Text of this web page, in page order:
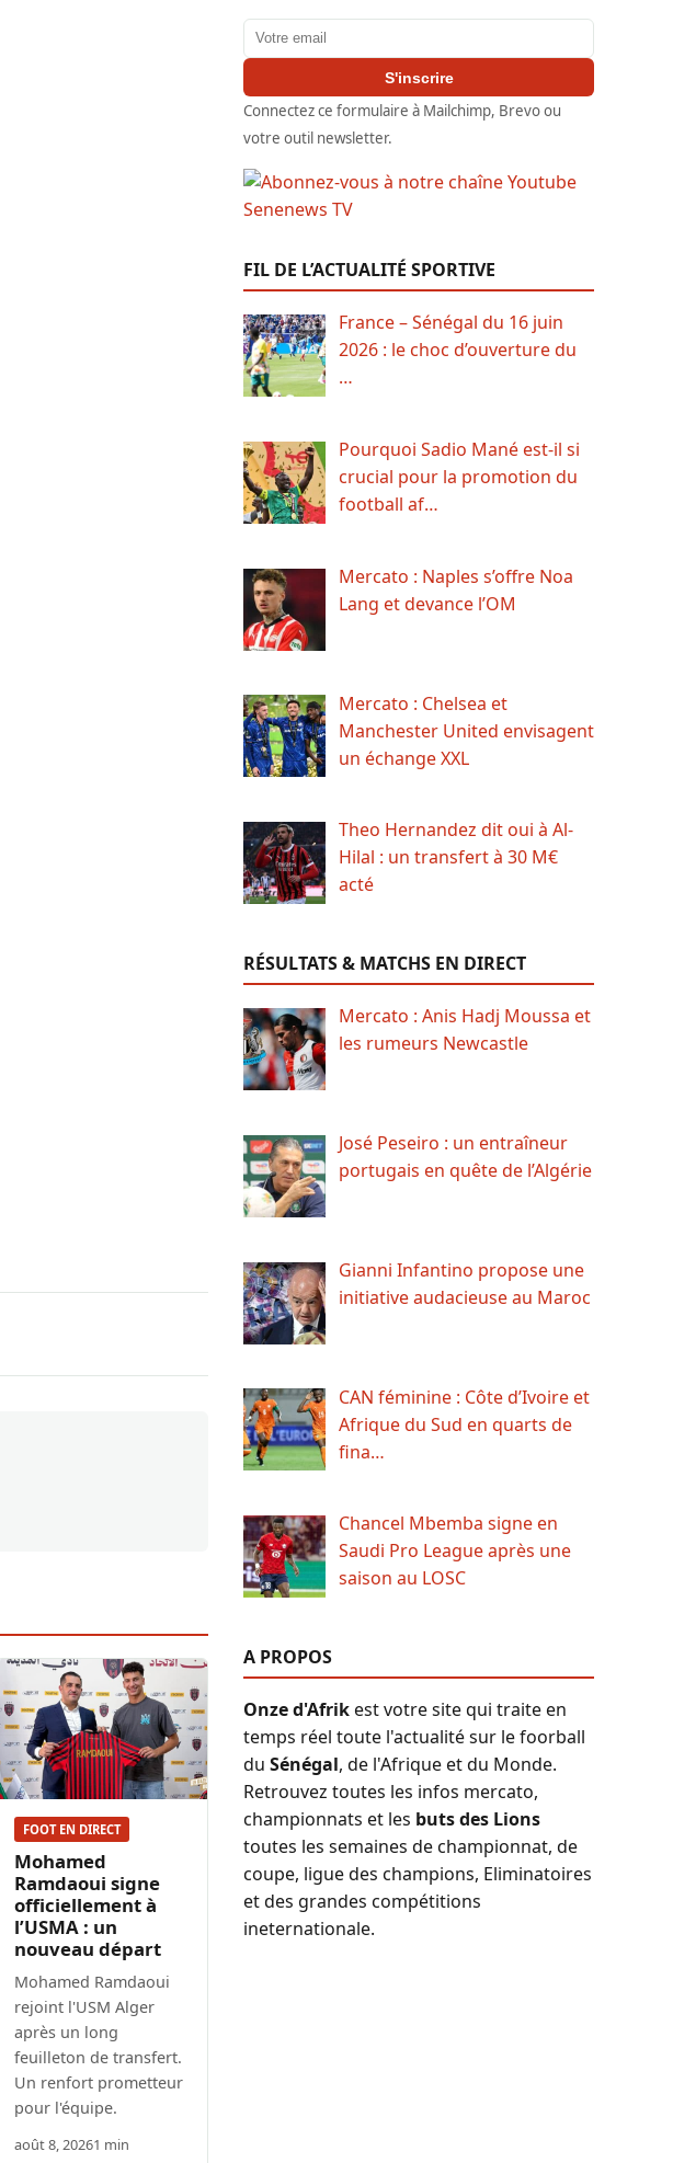
FOOT EN DIRECT
Mohamed
Ramdaoui signe
officiellement à
l’USMA : un
nouveau départ
Mohamed Ramdaoui
rejoint l'USM Alger
après un long
feuilleton de transfert.
Un renfort prometteur
pour l'équipe.
août 8, 20261 min
Adresse email
S'inscrire
Connectez ce formulaire à Mailchimp, Brevo ou
votre outil newsletter.
FIL DE L’ACTUALITÉ SPORTIVE
France – Sénégal du 16 juin
2026 : le choc d’ouverture du
…
Pourquoi Sadio Mané est-il si
crucial pour la promotion du
football af…
Mercato : Naples s’offre Noa
Lang et devance l’OM
Mercato : Chelsea et
Manchester United envisagent
un échange XXL
Theo Hernandez dit oui à Al-
Hilal : un transfert à 30 M€
acté
RÉSULTATS & MATCHS EN DIRECT
Mercato : Anis Hadj Moussa et
les rumeurs Newcastle
José Peseiro : un entraîneur
portugais en quête de l’Algérie
Gianni Infantino propose une
initiative audacieuse au Maroc
CAN féminine : Côte d’Ivoire et
Afrique du Sud en quarts de
fina…
Chancel Mbemba signe en
Saudi Pro League après une
saison au LOSC
A PROPOS
Onze d'Afrikest votre site qui traite en
temps réel toute l'actualité sur le foorball
du Sénégal, de l'Afrique et du Monde.
Retrouvez toutes les infos mercato,
championnats et les buts des Lions
toutes les semaines de championnat, de
coupe, ligue des champions, Eliminatoires
et des grandes compétitions
ineternationale.